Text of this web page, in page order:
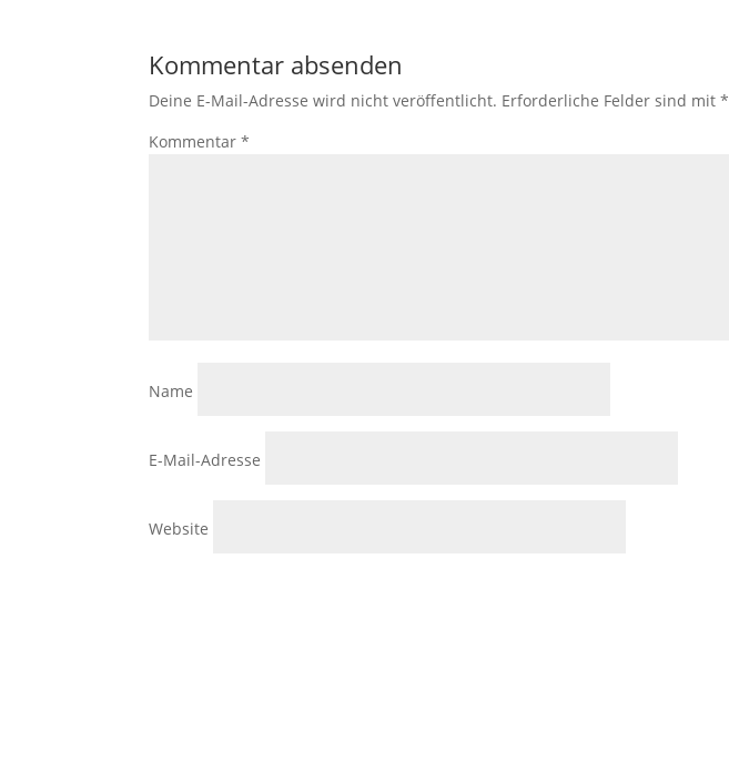
Kommentar absenden
Deine E-Mail-Adresse wird nicht veröffentlicht. Erforderliche Felder sind mit*
Kommentar*
Name
E-Mail-Adresse
Website